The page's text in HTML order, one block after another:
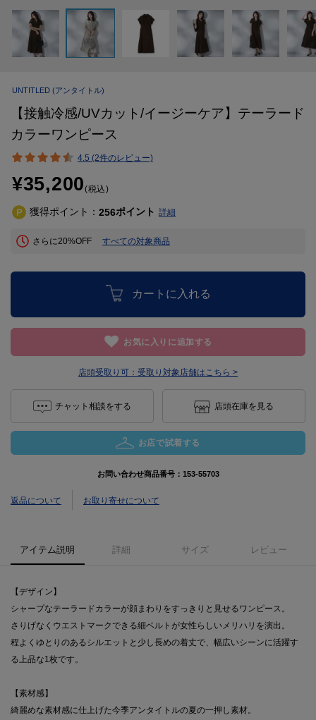
UNTITLED (アンタイトル)
【接触冷感/UVカット/イージーケア】テーラード
カラーワンピース
4.5 (2件のレビュー)
¥35,200(税込)
獲得ポイント： 256ポイント 詳細
さらに20%OFF すべての対象商品
カートに入れる
お気に入りに追加する
店頭受取り可： 受取り対象店舗はこちら >
チャット相談をする 店頭在庫を見る
お店で試着する
お問い合わせ商品番号： 153-55703
返品について お取り寄せについて
アイテム説明 詳細 サイズ レビュー
【デザイン】
シャープなテーラードカラーが顔まわりをすっきりと見せるワンピース。
さりげなくウエストマークできる細ベルトが女性らしいメリハリを演出。
程よくゆとりのあるシルエットと少し長めの着丈で、幅広いシーンに活躍す
る上品な1枚です。
【素材感】
綺麗めな素材感に仕上げた今季アンタイトルの夏の一押し素材。